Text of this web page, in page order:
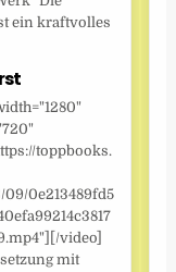
ein kraftvolles
toppbooks.
0e213489fd5
video]
mit